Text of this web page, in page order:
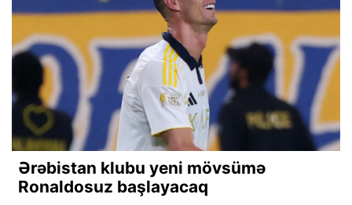
Ərəbistan klubu yeni mövsümə
Ronaldosuz başlayacaq